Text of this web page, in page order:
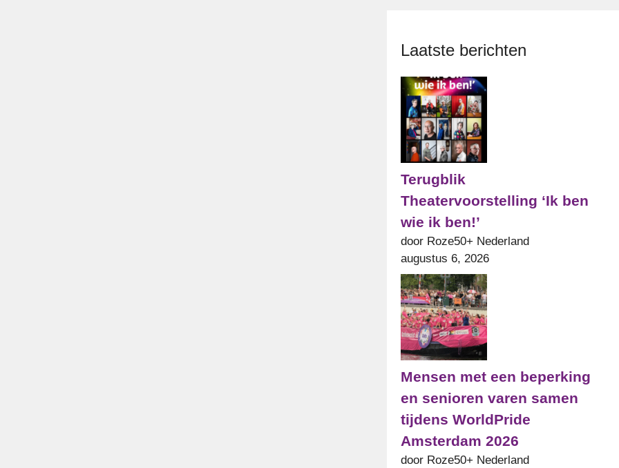
Laatste berichten
Terugblik
Theatervoorstelling ‘Ik ben
wie ik ben!’
door Roze50+ Nederland
augustus 6, 2026
Mensen met een beperking
en senioren varen samen
tijdens WorldPride
Amsterdam 2026
door Roze50+ Nederland